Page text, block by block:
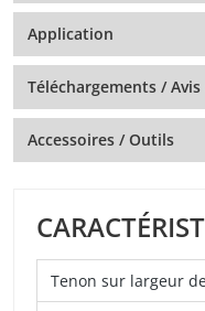
Application
Téléchargements /
Accessoires / Outils
Tenon sur largeur